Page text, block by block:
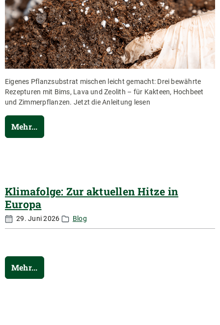
Eigenes Pflanzsubstrat mischen leicht gemacht: Drei bewährte
Rezepturen mit Bims, Lava und Zeolith – für Kakteen, Hochbeet
und Zimmerpflanzen. Jetzt die Anleitung lesen
Mehr...
Klimafolge: Zur aktuellen Hitze in
Europa
29. Juni 2026 Blog
Mehr...